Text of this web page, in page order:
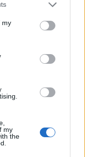
my
my
the
a téli
a magyar
ezzel a
konferenciánkon
a hideg az
szerint a jó hír az,